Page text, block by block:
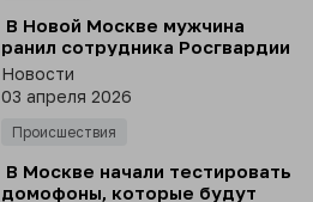
⁣ В Новой Москве мужчина
ранил сотрудника Росгвардии
Новости
03 апреля 2026
Происшествия
⁣ В Москве начали тестировать
домофоны, которые будут